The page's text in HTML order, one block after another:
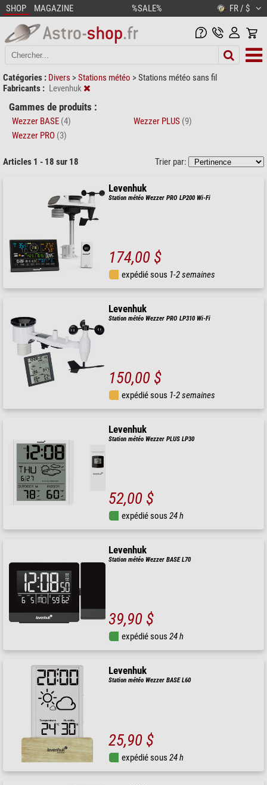
SHOP MAGAZINE %SALE% FR / $
Catégories : Divers >Stations météo >Stations météo sans fil
Fabricants : Levenhuk
Gammes de produits :
Wezzer BASE (4) Wezzer PLUS (9)
Wezzer PRO (3)
Articles 1 - 18 sur 18 Trier par:
Levenhuk
Station météo Wezzer PRO LP200 Wi-Fi
174,00 $
expédié sous 1-2 semaines
Levenhuk
Station météo Wezzer PRO LP310 Wi-Fi
150,00 $
expédié sous 1-2 semaines
Levenhuk
Station météo Wezzer PLUS LP30
52,00 $
expédié sous24 h
Levenhuk
Station météo Wezzer BASE L70
39,90 $
expédié sous24 h
Levenhuk
Station météo Wezzer BASE L60
25,90 $
expédié sous24 h